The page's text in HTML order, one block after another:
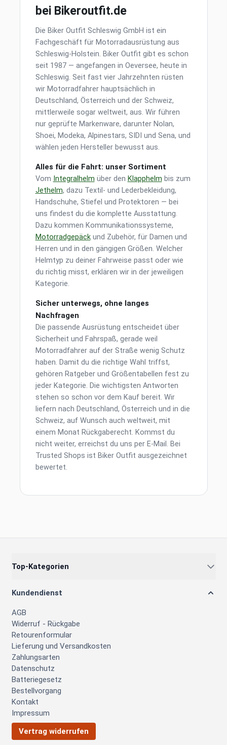
bei Bikeroutfit.de
Die Biker Outfit Schleswig GmbH ist ein
Fachgeschäft für Motorradausrüstung aus
Schleswig-Holstein. Biker Outfit gibt es schon
seit 1987 — angefangen in Oeversee, heute in
Schleswig. Seit fast vier Jahrzehnten rüsten
wir Motorradfahrer hauptsächlich in
Deutschland, Österreich und der Schweiz,
mittlerweile sogar weltweit, aus. Wir führen
nur geprüfte Markenware, darunter Nolan,
Shoei, Modeka, Alpinestars, SIDI und Sena, und
wählen jeden Hersteller bewusst aus.
Alles für die Fahrt: unser Sortiment
Vom Integralhelm über den Klapphelm bis zum
Jethelm, dazu Textil- und Lederbekleidung,
Handschuhe, Stiefel und Protektoren — bei
uns findest du die komplette Ausstattung.
Dazu kommen Kommunikationssysteme,
Motorradgepäckund Zubehör, für Damen und
Herren und in den gängigen Größen. Welcher
Helmtyp zu deiner Fahrweise passt oder wie
du richtig misst, erklären wir in der jeweiligen
Kategorie.
Sicher unterwegs, ohne langes
Nachfragen
Die passende Ausrüstung entscheidet über
Sicherheit und Fahrspaß, gerade weil
Motorradfahrer auf der Straße wenig Schutz
haben. Damit du die richtige Wahl triffst,
gehören Ratgeber und Größentabellen fest zu
jeder Kategorie. Die wichtigsten Antworten
stehen so schon vor dem Kauf bereit. Wir
liefern nach Deutschland, Österreich und in die
Schweiz, auf Wunsch auch weltweit, mit
einem Monat Rückgaberecht. Kommst du
nicht weiter, erreichst du uns per E-Mail. Bei
Trusted Shops ist Biker Outfit ausgezeichnet
bewertet.
Top-Kategorien
Kundendienst
AGB
Widerruf - Rückgabe
Retourenformular
Lieferung und Versandkosten
Zahlungsarten
Datenschutz
Batteriegesetz
Bestellvorgang
Kontakt
Impressum
Vertrag widerrufen